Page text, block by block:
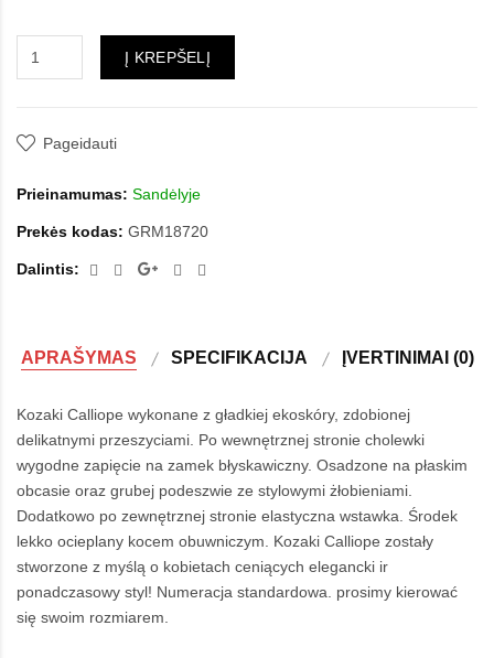
Į KREPŠELĮ
Pageidauti
Prieinamumas: Sandėlyje
Prekės kodas: GRM18720
Dalintis:
APRAŠYMAS SPECIFIKACIJA ĮVERTINIMAI (0)
Kozaki Calliope wykonane z gładkiej ekoskóry, zdobionej
delikatnymi przeszyciami. Po wewnętrznej stronie cholewki
wygodne zapięcie na zamek błyskawiczny. Osadzone na płaskim
obcasie oraz grubej podeszwie ze stylowymi żłobieniami.
Dodatkowo po zewnętrznej stronie elastyczna wstawka. Środek
lekko ocieplany kocem obuwniczym. Kozaki Calliope zostały
stworzone z myślą o kobietach ceniących elegancki ir
ponadczasowy styl! Numeracja standardowa. prosimy kierować
się swoim rozmiarem.